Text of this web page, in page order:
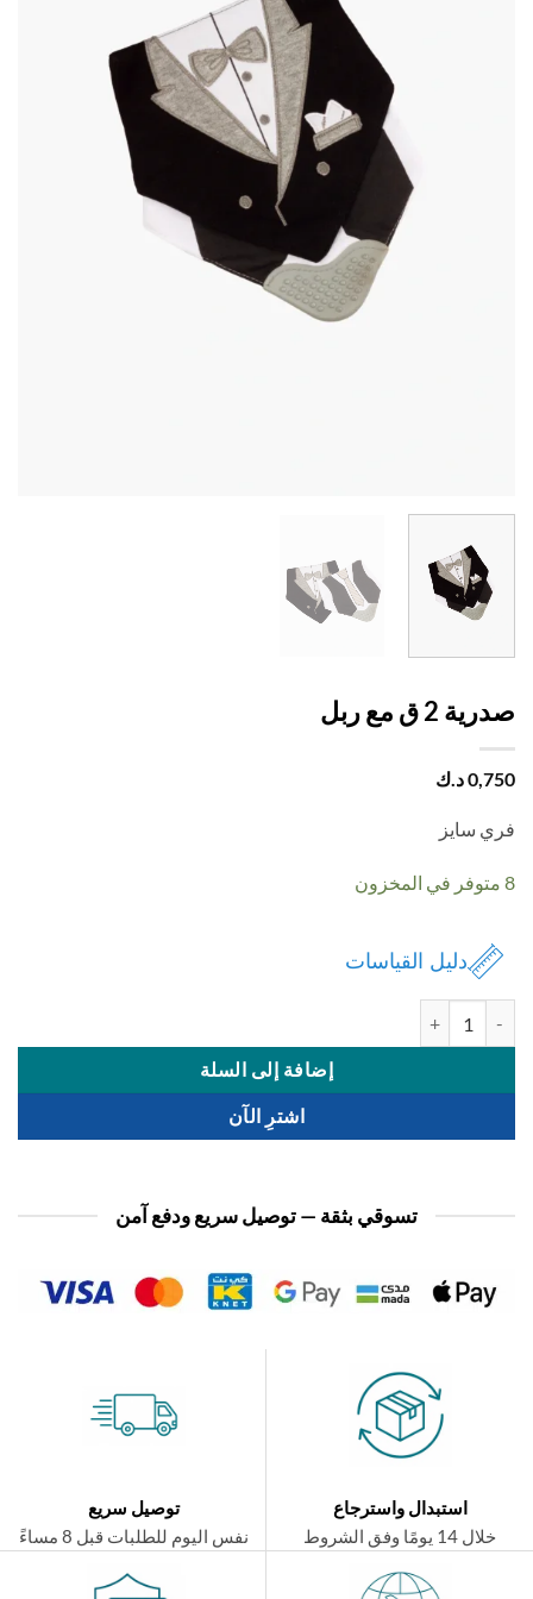
2 ق مع ربل
د.ك
سايز
دليل القياسات
إضافة إلى السلة
اشترِ الآن
تسوقي بثقة — توصيل سريع ودفع آمن
استبدال واسترجاع
توصيل سريع
نفس اليوم للطلبات قبل 8 مساءً